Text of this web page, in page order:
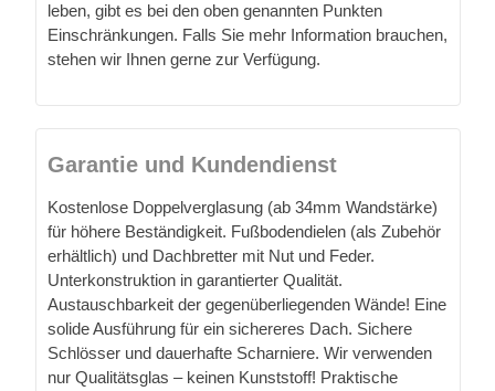
leben, gibt es bei den oben genannten Punkten
Einschränkungen. Falls Sie mehr Information brauchen,
stehen wir Ihnen gerne zur Verfügung.
Garantie und Kundendienst
Kostenlose Doppelverglasung (ab 34mm Wandstärke)
für höhere Beständigkeit. Fußbodendielen (als Zubehör
erhältlich) und Dachbretter mit Nut und Feder.
Unterkonstruktion in garantierter Qualität.
Austauschbarkeit der gegenüberliegenden Wände! Eine
solide Ausführung für ein sichereres Dach. Sichere
Schlösser und dauerhafte Scharniere. Wir verwenden
nur Qualitätsglas – keinen Kunststoff! Praktische